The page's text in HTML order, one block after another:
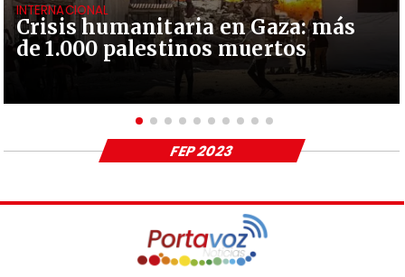
Crisis humanitaria en Gaza: más
de 1.000 palestinos muertos
INTERNACIONAL
FEP 2023